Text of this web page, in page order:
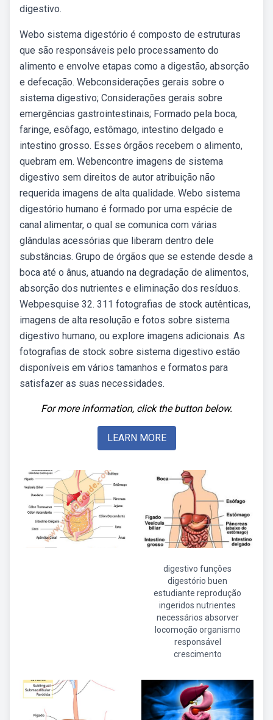
digestivo.
Webo sistema digestório é composto de estruturas
que são responsáveis pelo processamento do
alimento e envolve etapas como a digestão, absorção
e defecação. Webconsiderações gerais sobre o
sistema digestivo; Considerações gerais sobre
emergências gastrointestinais; Formado pela boca,
faringe, esôfago, estômago, intestino delgado e
intestino grosso. Esses órgãos recebem o alimento,
quebram em. Webencontre imagens de sistema
digestivo sem direitos de autor atribuição não
requerida imagens de alta qualidade. Webo sistema
digestório humano é formado por uma espécie de
canal alimentar, o qual se comunica com várias
glândulas acessórias que liberam dentro dele
substâncias. Grupo de órgãos que se estende desde a
boca até o ânus, atuando na degradação de alimentos,
absorção dos nutrientes e eliminação dos resíduos.
Webpesquise 32. 311 fotografias de stock autênticas,
imagens de alta resolução e fotos sobre sistema
digestivo humano, ou explore imagens adicionais. As
fotografias de stock sobre sistema digestivo estão
disponíveis em vários tamanhos e formatos para
satisfazer as suas necessidades.
For more information, click the button below.
LEARN MORE
digestivo funções
digestório buen
estudiante reprodução
ingeridos nutrientes
necessários absorver
locomoção organismo
responsável
crescimento